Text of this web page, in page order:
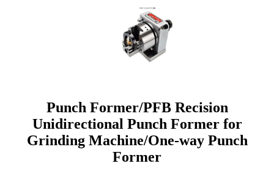
Punch Former/PFB Recision
Unidirectional Punch Former for
Grinding Machine/One-way Punch
Former